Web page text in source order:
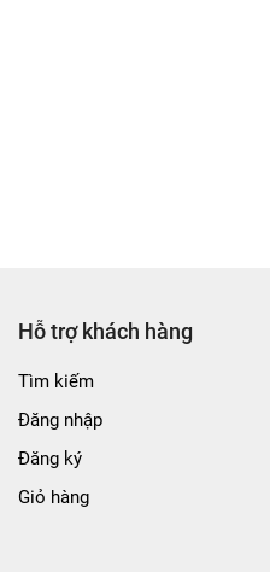
Hỗ trợ khách hàng
Tìm kiếm
Đăng nhập
Đăng ký
Giỏ hàng